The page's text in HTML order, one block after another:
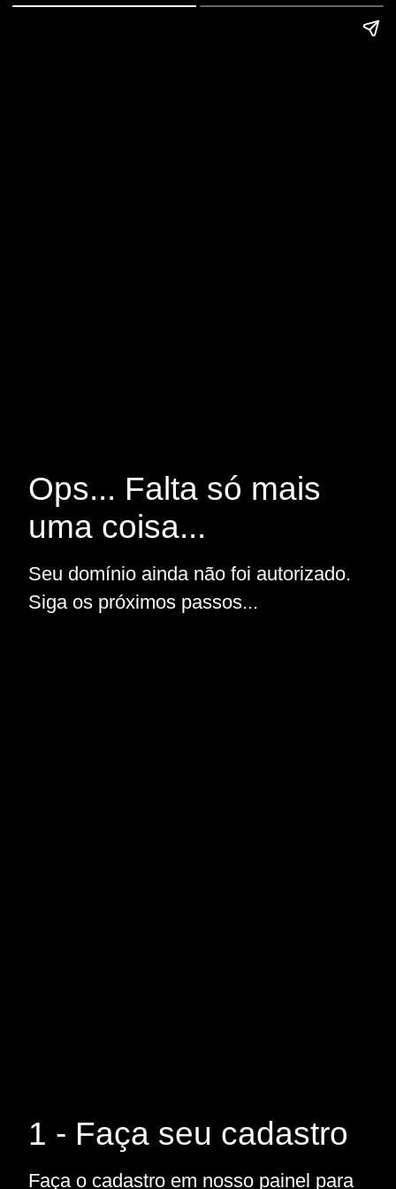
Ops... Falta só mais
uma coisa...
Seu domínio ainda não foi autorizado.
Siga os próximos passos...
1 - Faça seu cadastro
Faça o cadastro em nosso painel para